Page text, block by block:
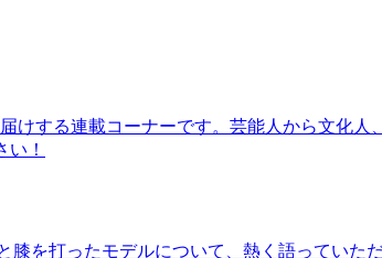
する連載コーナーです。芸能人から文化人
！
を打ったモデルについて、熱く語っていただ